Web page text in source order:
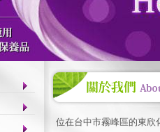
位在台中市霧峰區的東欣